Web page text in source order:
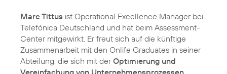
Marc Tittus ist Operational Excellence Manager bei
Telefónica Deutschland und hat beim Assessment-
Center mitgewirkt. Er freut sich auf die künftige
Zusammenarbeit mit den Onlife Graduates in seiner
Abteilung, die sich mit derOptimierung und